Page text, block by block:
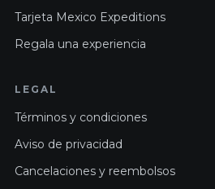
Tarjeta Mexico Expeditions
Regala una experiencia
LEGAL
Términos y condiciones
Aviso de privacidad
Cancelaciones y reembolsos